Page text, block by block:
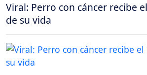
Viral: Perro con cáncer recibe
de su vida